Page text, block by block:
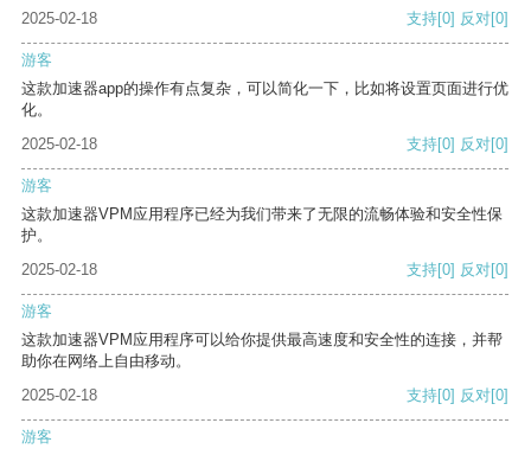
2025-02-18
支持[0] 反对[0]
游客
这款加速器app的操作有点复杂，可以简化一下，比如将设置页面进行优
化。
2025-02-18
支持[0] 反对[0]
游客
这款加速器VPM应用程序已经为我们带来了无限的流畅体验和安全性保
护。
2025-02-18
支持[0] 反对[0]
游客
这款加速器VPM应用程序可以给你提供最高速度和安全性的连接，并帮
助你在网络上自由移动。
2025-02-18
支持[0] 反对[0]
游客